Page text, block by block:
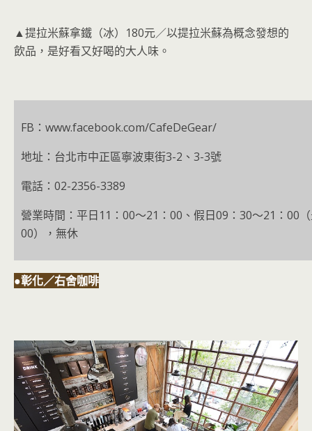
▲提拉米蘇拿鐵（冰）180元／以提拉米蘇為概念發想的
飲品，是好看又好喝的大人味。
FB：www.facebook.com/CafeDeGear/
地址：台北市中正區寧波東街3-2、3-3號
電話：02-2356-3389
營業時間：平日11：00～21：00、假日09：30～21：00
00），無休
●彰化／右舍咖啡